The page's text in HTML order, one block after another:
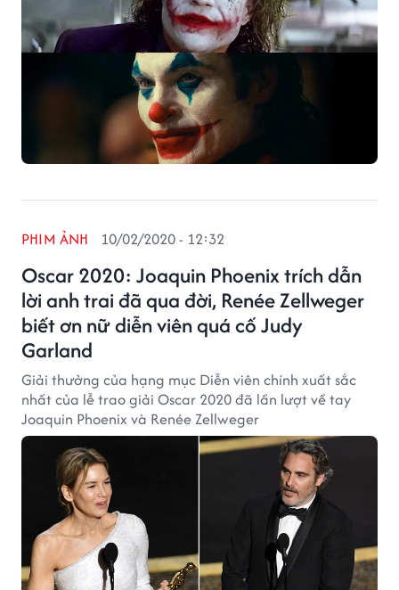
Oscar 2020: Joaquin Phoenix trích dẫn
lời anh trai đã qua đời, Renée Zellweger
biết ơn nữ diễn viên quá cố Judy
Garland
PHIM ẢNH 10/02/2020 - 12:32
Giải thưởng của hạng mục Diễn viên chính xuất sắc
nhất của lễ trao giải Oscar 2020 đã lần lượt về tay
Joaquin Phoenix và Renée Zellweger